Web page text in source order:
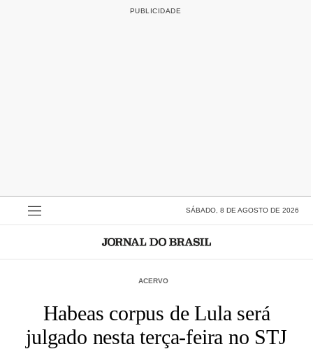
SÁBADO, 8 DE AGOSTO DE 2026
ACERVO
Habeas corpus de Lula será
julgado nesta terça-feira no STJ